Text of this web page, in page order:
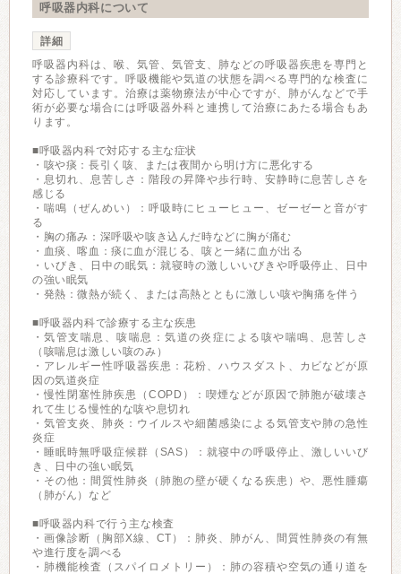
呼吸器内科について
詳細
呼吸器内科は、喉、気管、気管支、肺などの呼吸器疾患を専門と
する診療科です。呼吸機能や気道の状態を調べる専門的な検査に
対応しています。治療は薬物療法が中心ですが、肺がんなどで手
術が必要な場合には呼吸器外科と連携して治療にあたる場合もあ
ります。
■呼吸器内科で対応する主な症状
・咳や痰：長引く咳、または夜間から明け方に悪化する
・息切れ、息苦しさ：階段の昇降や歩行時、安静時に息苦しさを
感じる
・喘鳴（ぜんめい）：呼吸時にヒューヒュー、ゼーゼーと音がす
る
・胸の痛み：深呼吸や咳き込んだ時などに胸が痛む
・血痰、喀血：痰に血が混じる、咳と一緒に血が出る
・いびき、日中の眠気：就寝時の激しいいびきや呼吸停止、日中
の強い眠気
・発熱：微熱が続く、または高熱とともに激しい咳や胸痛を伴う
■呼吸器内科で診療する主な疾患
・気管支喘息、咳喘息：気道の炎症による咳や喘鳴、息苦しさ
（咳喘息は激しい咳のみ）
・アレルギー性呼吸器疾患：花粉、ハウスダスト、カビなどが原
因の気道炎症
・慢性閉塞性肺疾患（COPD）：喫煙などが原因で肺胞が破壊さ
れて生じる慢性的な咳や息切れ
・気管支炎、肺炎：ウイルスや細菌感染による気管支や肺の急性
炎症
・睡眠時無呼吸症候群（SAS）：就寝中の呼吸停止、激しいいび
き、日中の強い眠気
・その他：間質性肺炎（肺胞の壁が硬くなる疾患）や、悪性腫瘍
（肺がん）など
■呼吸器内科で行う主な検査
・画像診断（胸部X線、CT）：肺炎、肺がん、間質性肺炎の有無
や進行度を調べる
・肺機能検査（スパイロメトリー）：肺の容積や空気の通り道を